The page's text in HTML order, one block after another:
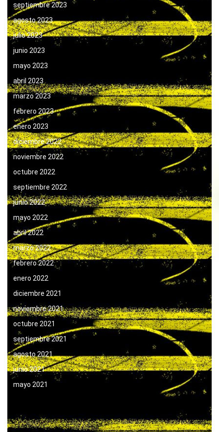
septiembre 2023
agosto 2023
julio 2023
junio 2023
mayo 2023
abril 2023
marzo 2023
febrero 2023
enero 2023
diciembre 2022
noviembre 2022
octubre 2022
septiembre 2022
junio 2022
mayo 2022
abril 2022
marzo 2022
febrero 2022
enero 2022
diciembre 2021
noviembre 2021
octubre 2021
septiembre 2021
agosto 2021
junio 2021
mayo 2021